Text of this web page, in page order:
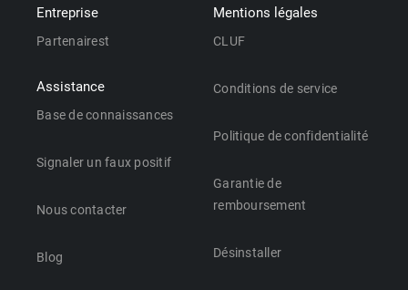
Entreprise
Partenairest
Assistance
Base de connaissances
Signaler un faux positif
Nous contacter
Blog
Mentions légales
CLUF
Conditions de service
Politique de confidentialité
Garantie de
remboursement
Désinstaller